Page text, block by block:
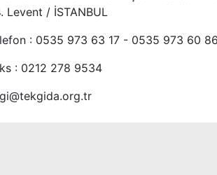
Levent / İSTANBUL
: 0535 973 63 17 - 0535 973 60 86
: 0212 278 9534